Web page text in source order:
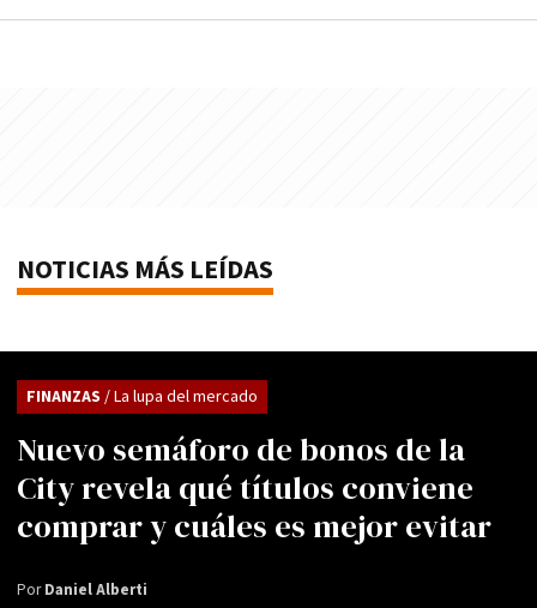
NOTICIAS MÁS LEÍDAS
Nuevo semáforo de bonos de la
City revela qué títulos conviene
comprar y cuáles es mejor evitar
FINANZAS / La lupa del mercado
PorDaniel Alberti